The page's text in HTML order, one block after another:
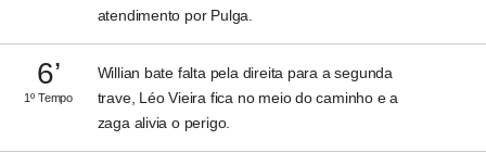
atendimento por Pulga.
6’
1º Tempo
Willian bate falta pela direita para a segunda
trave, Léo Vieira fica no meio do caminho e a
zaga alivia o perigo.